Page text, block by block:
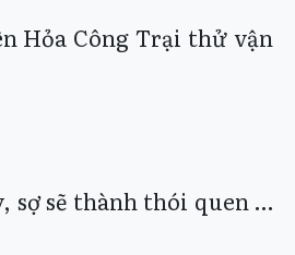
Hỏa Công Trại thử vận
sợ sẽ thành thói quen …